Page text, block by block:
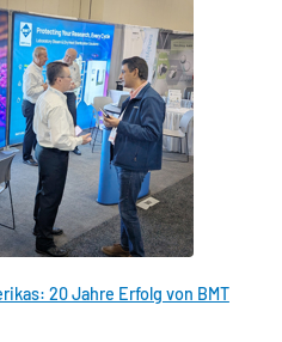
20 Jahre Erfolg von BMT